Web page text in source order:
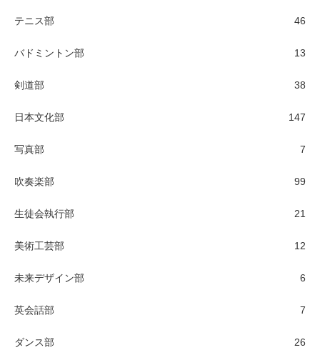
テニス部 46
バドミントン部 13
剣道部 38
日本文化部 147
写真部 7
吹奏楽部 99
生徒会執行部 21
美術工芸部 12
未来デザイン部 6
英会話部 7
ダンス部 26